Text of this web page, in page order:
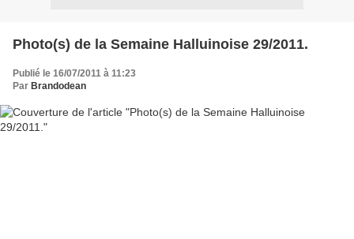
Photo(s) de la Semaine Halluinoise 29/2011.
Publié le 16/07/2011 à 11:23
Par Brandodean